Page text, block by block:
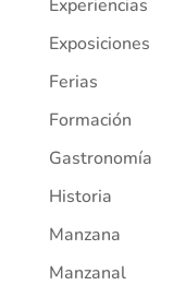
Experiencias
Exposiciones
Ferias
Formación
Gastronomía
Historia
Manzana
Manzanal